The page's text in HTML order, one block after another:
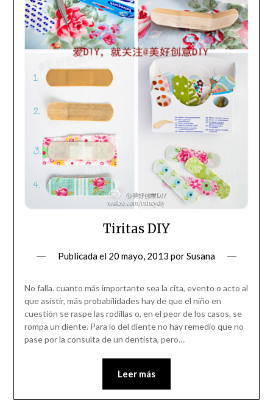
Tiritas DIY
Publicada el 20 mayo, 2013 porSusana
No falla. cuanto más importante sea la cita, evento o acto al
que asistir, más probabilidades hay de que el niño en
cuestión se raspe las rodillas o, en el peor de los casos, se
rompa un diente. Para lo del diente no hay remedio que no
pase por la consulta de un dentista, pero…
Leer más